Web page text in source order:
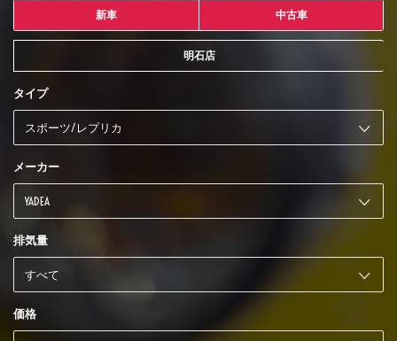
新車 中古車
明石店
タイプ
メーカー
排気量
価格